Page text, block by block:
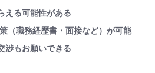
える可能性がある
（職務経歴書・面接など）が可能
渉もお願いできる